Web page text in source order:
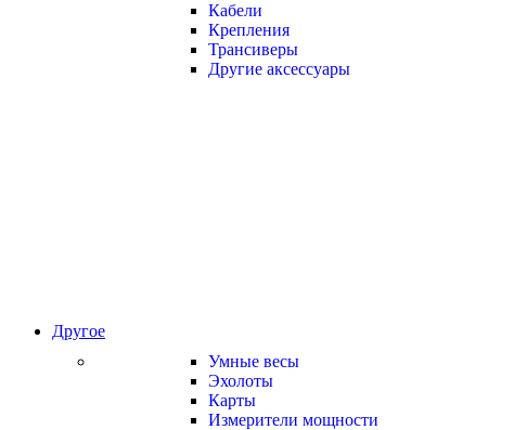
Кабели
Крепления
Трансиверы
Другие аксессуары
Другое
Умные весы
Эхолоты
Карты
Измерители мощности